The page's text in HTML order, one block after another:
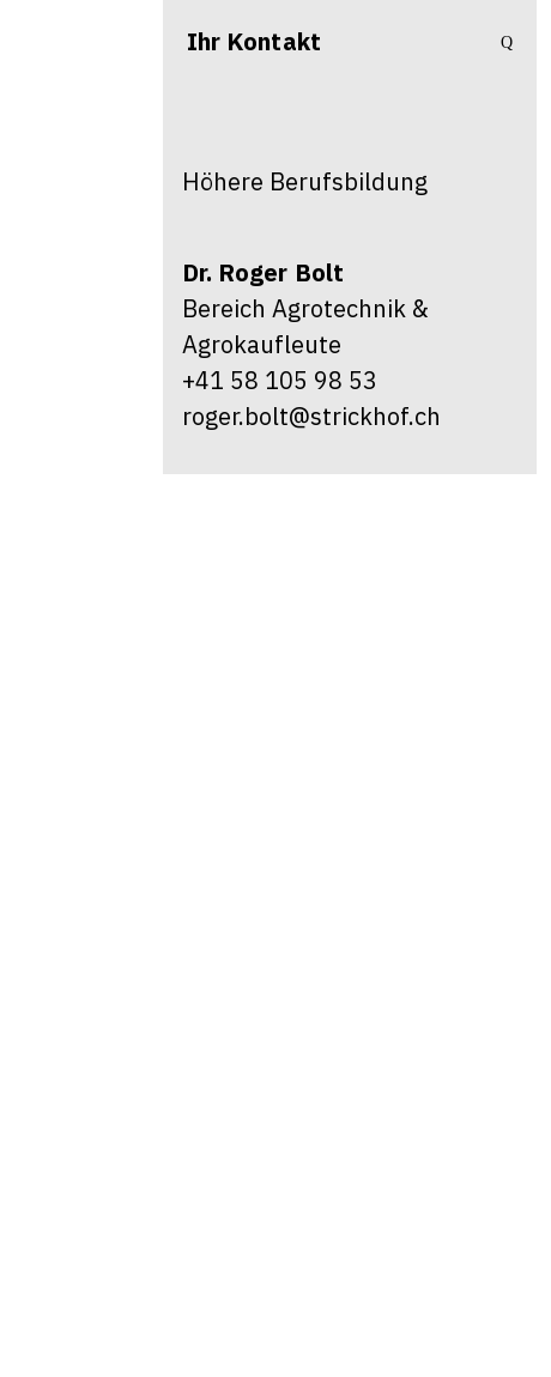
Ihr Kontakt
Höhere Berufsbildung
Dr. Roger Bolt
Bereich Agrotechnik &
Agrokaufleute
+41 58 105 98 53
roger.bolt@strickhof.ch